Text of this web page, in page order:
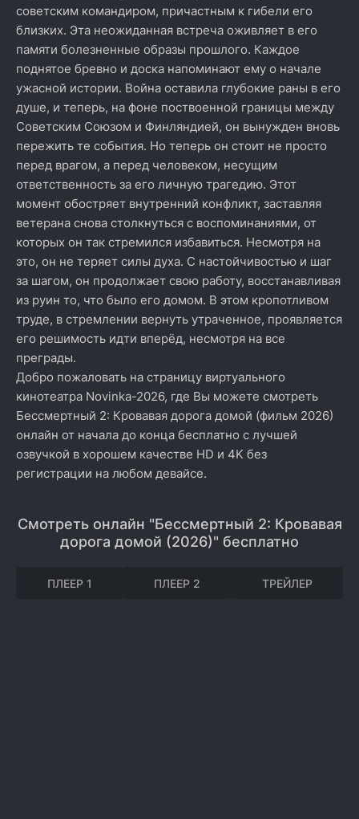
советским командиром, причастным к гибели его
близких. Эта неожиданная встреча оживляет в его
памяти болезненные образы прошлого. Каждое
поднятое бревно и доска напоминают ему о начале
ужасной истории. Война оставила глубокие раны в его
душе, и теперь, на фоне поствоенной границы между
Советским Союзом и Финляндией, он вынужден вновь
пережить те события. Но теперь он стоит не просто
перед врагом, а перед человеком, несущим
ответственность за его личную трагедию. Этот
момент обостряет внутренний конфликт, заставляя
ветерана снова столкнуться с воспоминаниями, от
которых он так стремился избавиться. Несмотря на
это, он не теряет силы духа. С настойчивостью и шаг
за шагом, он продолжает свою работу, восстанавливая
из руин то, что было его домом. В этом кропотливом
труде, в стремлении вернуть утраченное, проявляется
его решимость идти вперёд, несмотря на все
преграды.
Добро пожаловать на страницу виртуального
кинотеатра Novinka-2026, где Вы можете смотреть
Бессмертный 2: Кровавая дорога домой (фильм 2026)
онлайн от начала до конца бесплатно с лучшей
озвучкой в хорошем качестве HD и 4K без
регистрации на любом девайсе.
Смотреть онлайн "Бессмертный 2: Кровавая
дорога домой (2026)" бесплатно
ПЛЕЕР 1 ПЛЕЕР 2 ТРЕЙЛЕР